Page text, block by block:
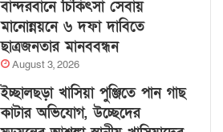
বান্দরবানে চিকিৎসা সেবায়
মানোন্নয়নে ৬ দফা দাবিতে
ছাত্রজনতার মানববন্ধন
August 3, 2026
ইচ্ছালছড়া খাসিয়া পুঞ্জিতে পান গাছ
কাটার অভিযোগ, উচ্ছেদের